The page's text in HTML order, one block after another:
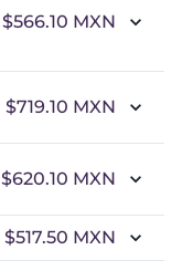
$566.10 MXN
$719.10 MXN
$620.10 MXN
$517.50 MXN